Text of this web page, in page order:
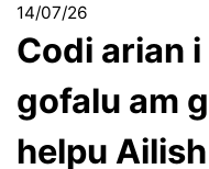
14/07/26
Codi arian
gofalu am
helpu